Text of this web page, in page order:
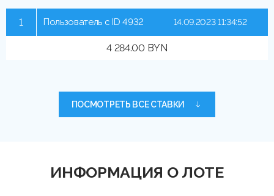
1 Пользователь с ID 4932
4 284.00 BYN
14.09.2023 11:34:52
ПОСМОТРЕТЬ ВСЕ СТАВКИ
ИНФОРМАЦИЯ О ЛОТЕ